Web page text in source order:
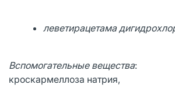
леветирацетама
Вспомогательные вещества:
кроскармеллоза натрия,